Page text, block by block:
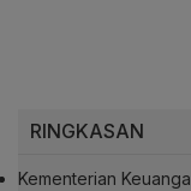
RINGKASAN
Kementerian